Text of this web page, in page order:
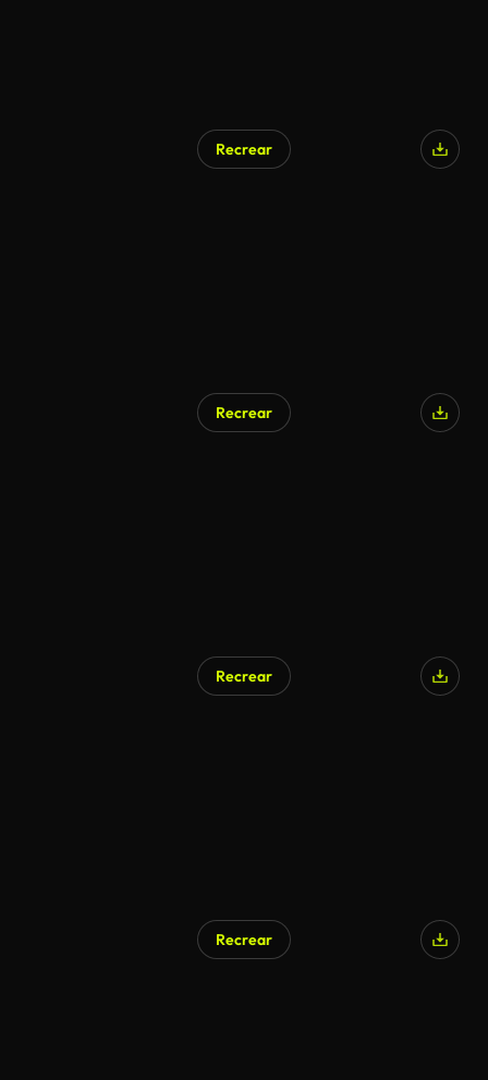
Recrear
Recrear
Recrear
Recrear